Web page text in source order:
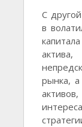
С
в
рынка,